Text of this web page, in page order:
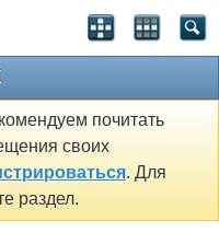
почитать
своих
. Для
раздел.